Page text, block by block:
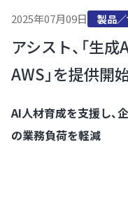
2025年07月09日 製品
アシスト、「生
AWS」を提供開
AI人材育成を支援し、
の業務負荷を軽減